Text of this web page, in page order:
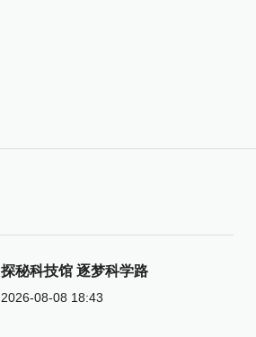
探秘科技馆 逐梦科学路
2026-08-08 18:43